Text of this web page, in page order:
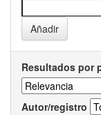
Resultados por
Autor/registro